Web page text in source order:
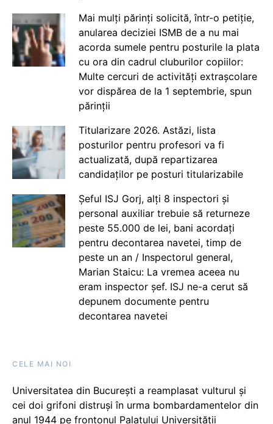
Mai mulți părinți solicită, într-o petiție,
anularea deciziei ISMB de a nu mai
acorda sumele pentru posturile la plata
cu ora din cadrul cluburilor copiilor:
Multe cercuri de activități extrașcolare
vor dispărea de la 1 septembrie, spun
părinții
Titularizare 2026. Astăzi, lista
posturilor pentru profesori va fi
actualizată, după repartizarea
candidaților pe posturi titularizabile
Șeful ISJ Gorj, alți 8 inspectori și
personal auxiliar trebuie să returneze
peste 55.000 de lei, bani acordați
pentru decontarea navetei, timp de
peste un an / Inspectorul general,
Marian Staicu: La vremea aceea nu
eram inspector șef. ISJ ne-a cerut să
depunem documente pentru
decontarea navetei
CELE MAI NOI
Universitatea din București a reamplasat vulturul și
cei doi grifoni distruși în urma bombardamentelor din
anul 1944 pe frontonul Palatului Universității